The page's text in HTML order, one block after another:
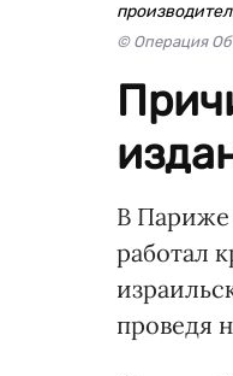
© Операция
В Париже
работал
проведя